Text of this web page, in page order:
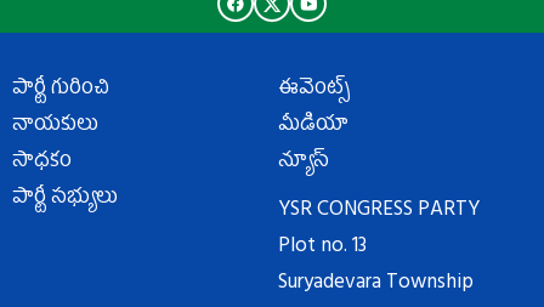
పార్టీ గురించి
నాయకులు
సాధకం
పార్టీ సభ్యులు
ఈవెంట్స్
మీడియా
న్యూస్
YSR CONGRESS PARTY
Plot no. 13
Suryadevara Township